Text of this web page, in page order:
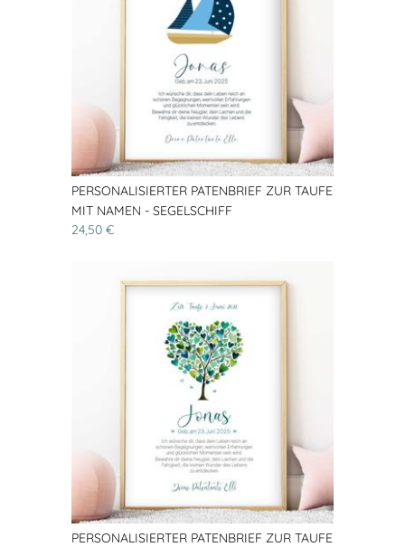
PERSONALISIERTER PATENBRIEF ZUR TAUFE
MIT NAMEN - SEGELSCHIFF
24,50 €
PERSONALISIERTER PATENBRIEF ZUR TAUFE